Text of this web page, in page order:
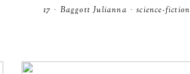
17 · Baggott Julianna · science-fiction